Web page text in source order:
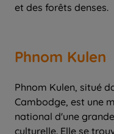
et des forêts denses.
Phnom Kulen
Phnom Kulen, situé
Cambodge, est une
national d'une
culturelle. Elle se